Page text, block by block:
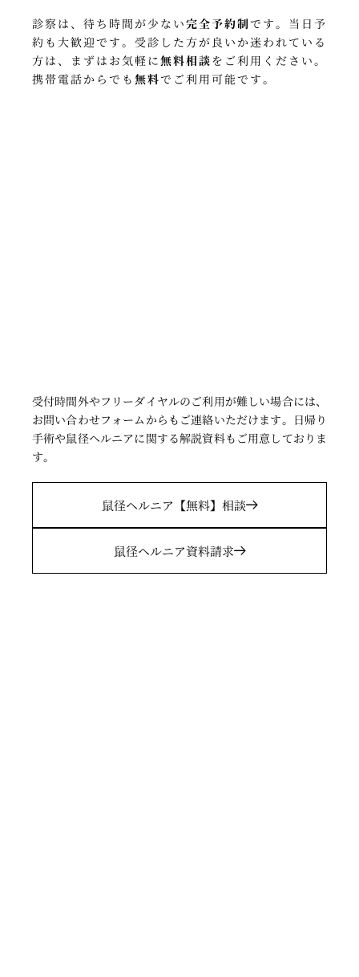
診察は、待ち時間が少ない完全予約制です。 当日予
約も大歓迎です。 受診した方が良いか迷われている
方は、 まずはお気軽に無料相談 をご利用ください。
携帯電話からでも 無料でご利用可能です。
受付時間外やフリーダイヤルのご利用が難しい場合には、
お問い合わせフォームからもご連絡いただけます。日帰り
手術や鼠径ヘルニアに関する解説資料もご用意しておりま
す。
鼠径ヘルニア 【無料】相談
鼠径ヘルニア資料請求